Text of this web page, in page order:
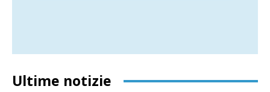
Ultime notizie